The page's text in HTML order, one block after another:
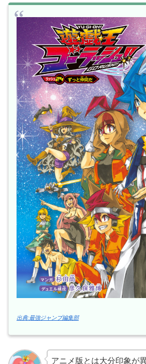
出典:最強ジャンプ編集部
アニメ版とは大分印象が